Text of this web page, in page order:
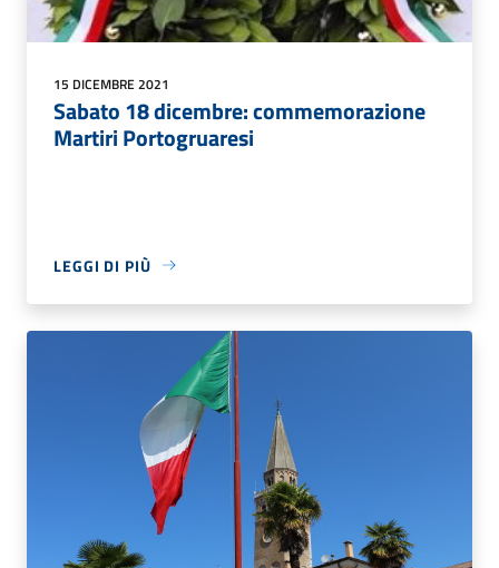
15 DICEMBRE 2021
Sabato 18 dicembre: commemorazione
Martiri Portogruaresi
LEGGI DI PIÙ